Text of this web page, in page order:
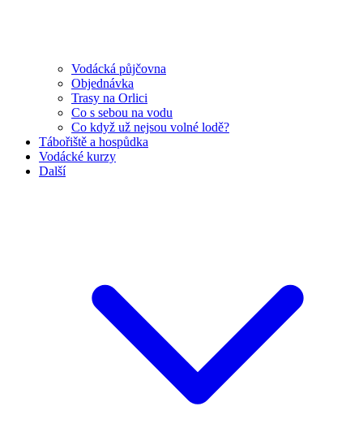
Vodácká půjčovna
Objednávka
Trasy na Orlici
Co s sebou na vodu
Co když už nejsou volné lodě?
Tábořiště a hospůdka
Vodácké kurzy
Další